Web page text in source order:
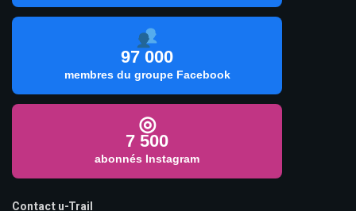
97 000
membres du groupe Facebook
◎
7 500
abonnés Instagram
Contact u-Trail